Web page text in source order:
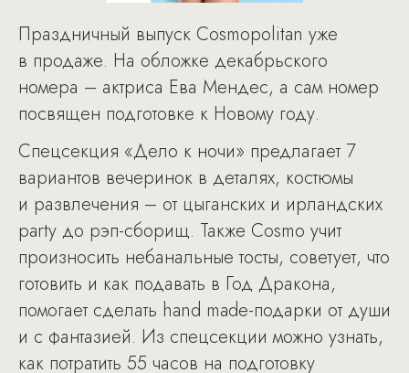
Праздничный выпуск Cosmopolitan уже
в продаже. На обложке декабрьского
номера – актриса Ева Мендес, а сам номер
посвящен подготовке к Новому году.
Спецсекция «Дело к ночи» предлагает 7
вариантов вечеринок в деталях, костюмы
и развлечения – от цыганских и ирландских
party до рэп-сборищ. Также Cosmo учит
произносить небанальные тосты, советует, что
готовить и как подавать в Год Дракона,
помогает сделать hand made-подарки от души
и с фантазией. Из спецсекции можно узнать,
как потратить 55 часов на подготовку